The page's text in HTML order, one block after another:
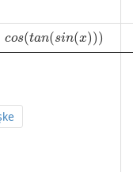
cos(tan(sin(x)))
cos(tan(sin(x)))